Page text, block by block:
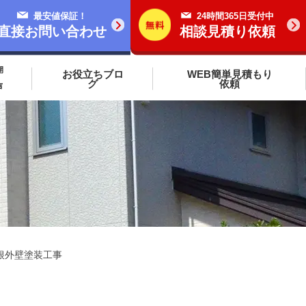
最安値保証！
接お問い合わせ
24時間365日受付中
相談見積り依頼
お役立ちブロ
グ
WEB簡単見積もり
依頼
壁塗装工事